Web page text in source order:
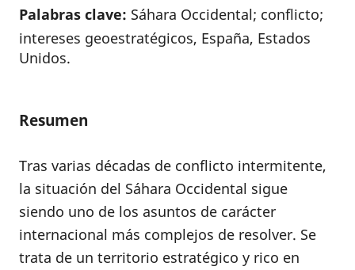
Palabras clave: Sáhara Occidental; conflicto;
intereses geoestratégicos, España, Estados
Unidos.
Resumen
Tras varias décadas de conflicto intermitente,
la situación del Sáhara Occidental sigue
siendo uno de los asuntos de carácter
internacional más complejos de resolver. Se
trata de un territorio estratégico y rico en